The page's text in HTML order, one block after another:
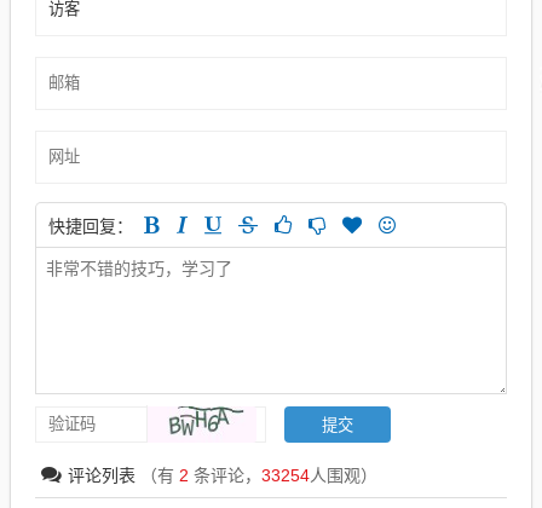
快捷回复：
评论列表 （有 2 条评论， 33254人围观）